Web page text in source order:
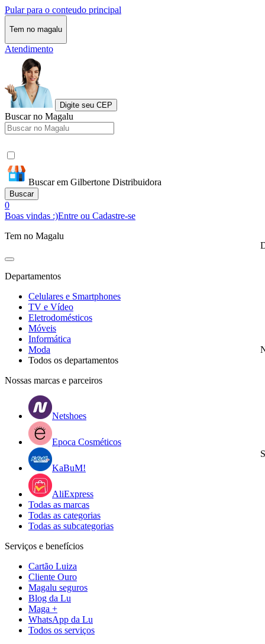
Pular para o conteudo principal
Tem no magalu
Atendimento
Digite seu CEP
Buscar no Magalu
Buscar em Gilbertone Distribuidora
Buscar
0
Boas vindas :)Entre ou Cadastre-se
Tem no Magalu
Departamentos
Celulares e Smartphones
TV e Vídeo
Eletrodomésticos
Móveis
Informática
Moda
Todos os departamentos
Nossas marcas e parceiros
Netshoes
Epoca Cosméticos
KaBuM!
AliExpress
Todas as marcas
Todas as categorias
Todas as subcategorias
Serviços e benefícios
Cartão Luiza
Cliente Ouro
Magalu seguros
Blog da Lu
Maga +
WhatsApp da Lu
Todos os serviços